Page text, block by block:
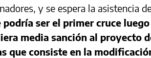
y se espera la asistencia
podría ser el primer cruce
media sanción al proyecto
que consiste en la